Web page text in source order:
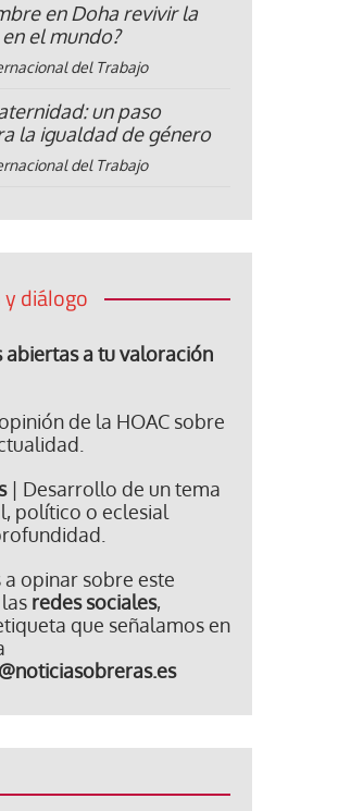
en Doha revivir la
el mundo?
del Trabajo
un paso
la igualdad de género
del Trabajo
diálogo
abiertas a tu valoración
de la HOAC sobre
| Desarrollo de un tema
político o eclesial
opinar sobre este
redes sociales,
que señalamos en